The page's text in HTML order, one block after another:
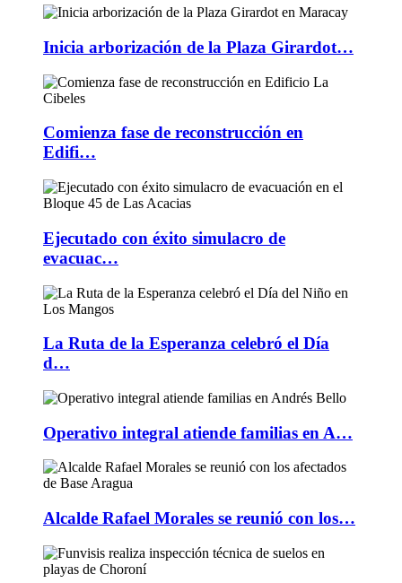
Inicia arborización de la Plaza Girardot…
Comienza fase de reconstrucción en
Edifi…
Ejecutado con éxito simulacro de
evacuac…
La Ruta de la Esperanza celebró el Día
d…
Operativo integral atiende familias en A…
Alcalde Rafael Morales se reunió con los…